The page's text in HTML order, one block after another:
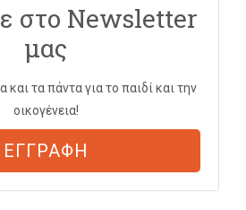
στο Newsletter
μας
τα πάντα για το παιδί και την
οικογένεια!
ΕΓΓΡΑΦΗ